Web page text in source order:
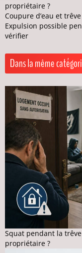
propriétaire ?
Coupure d’eau et
Expulsion possible
vérifier
Dans la même
Squat pendant la
propriétaire ?